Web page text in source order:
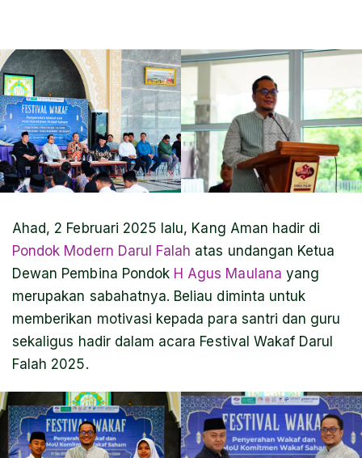
Ahad, 2 Februari 2025 lalu, Kang Aman hadir di
Pondok Modern Darul Falah atas undangan Ketua
Dewan Pembina Pondok H Agus Maulana yang
merupakan sabahatnya. Beliau diminta untuk
memberikan motivasi kepada para santri dan guru
sekaligus hadir dalam acara Festival Wakaf Darul
Falah 2025.